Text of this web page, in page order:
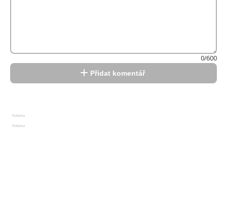
0/600
Přidat komentář
Reklama
Reklama